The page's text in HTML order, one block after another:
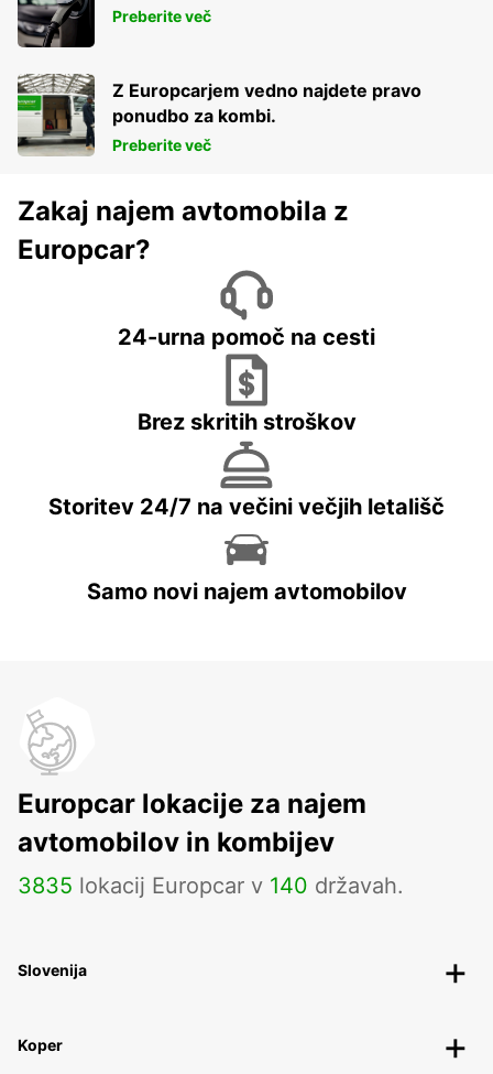
Preberite več
Z Europcarjem vedno najdete pravo
ponudbo za kombi.
Preberite več
Zakaj najem avtomobila z
Europcar?
24-urna pomoč na cesti
Brez skritih stroškov
Storitev 24/7 na večini večjih letališč
Samo novi najem avtomobilov
Europcar lokacije za najem
avtomobilov in kombijev
3835 lokacij Europcar v 140 državah.
Slovenija
Koper